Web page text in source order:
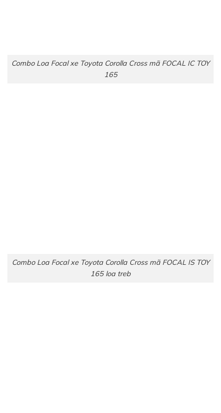
Combo Loa Focal xe Toyota Corolla Cross mã FOCAL IC TOY
165
Combo Loa Focal xe Toyota Corolla Cross mã FOCAL IS TOY
165 loa treb